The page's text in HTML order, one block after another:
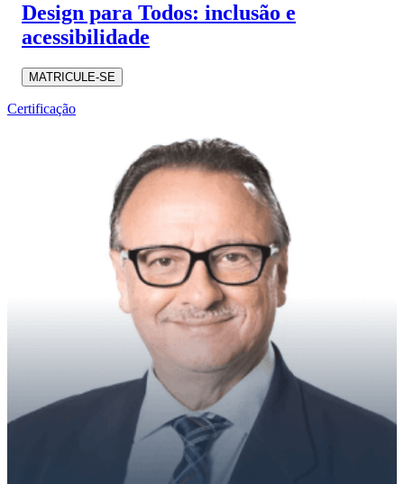
Design para Todos: inclusão e
acessibilidade
MATRICULE-SE
Certificação